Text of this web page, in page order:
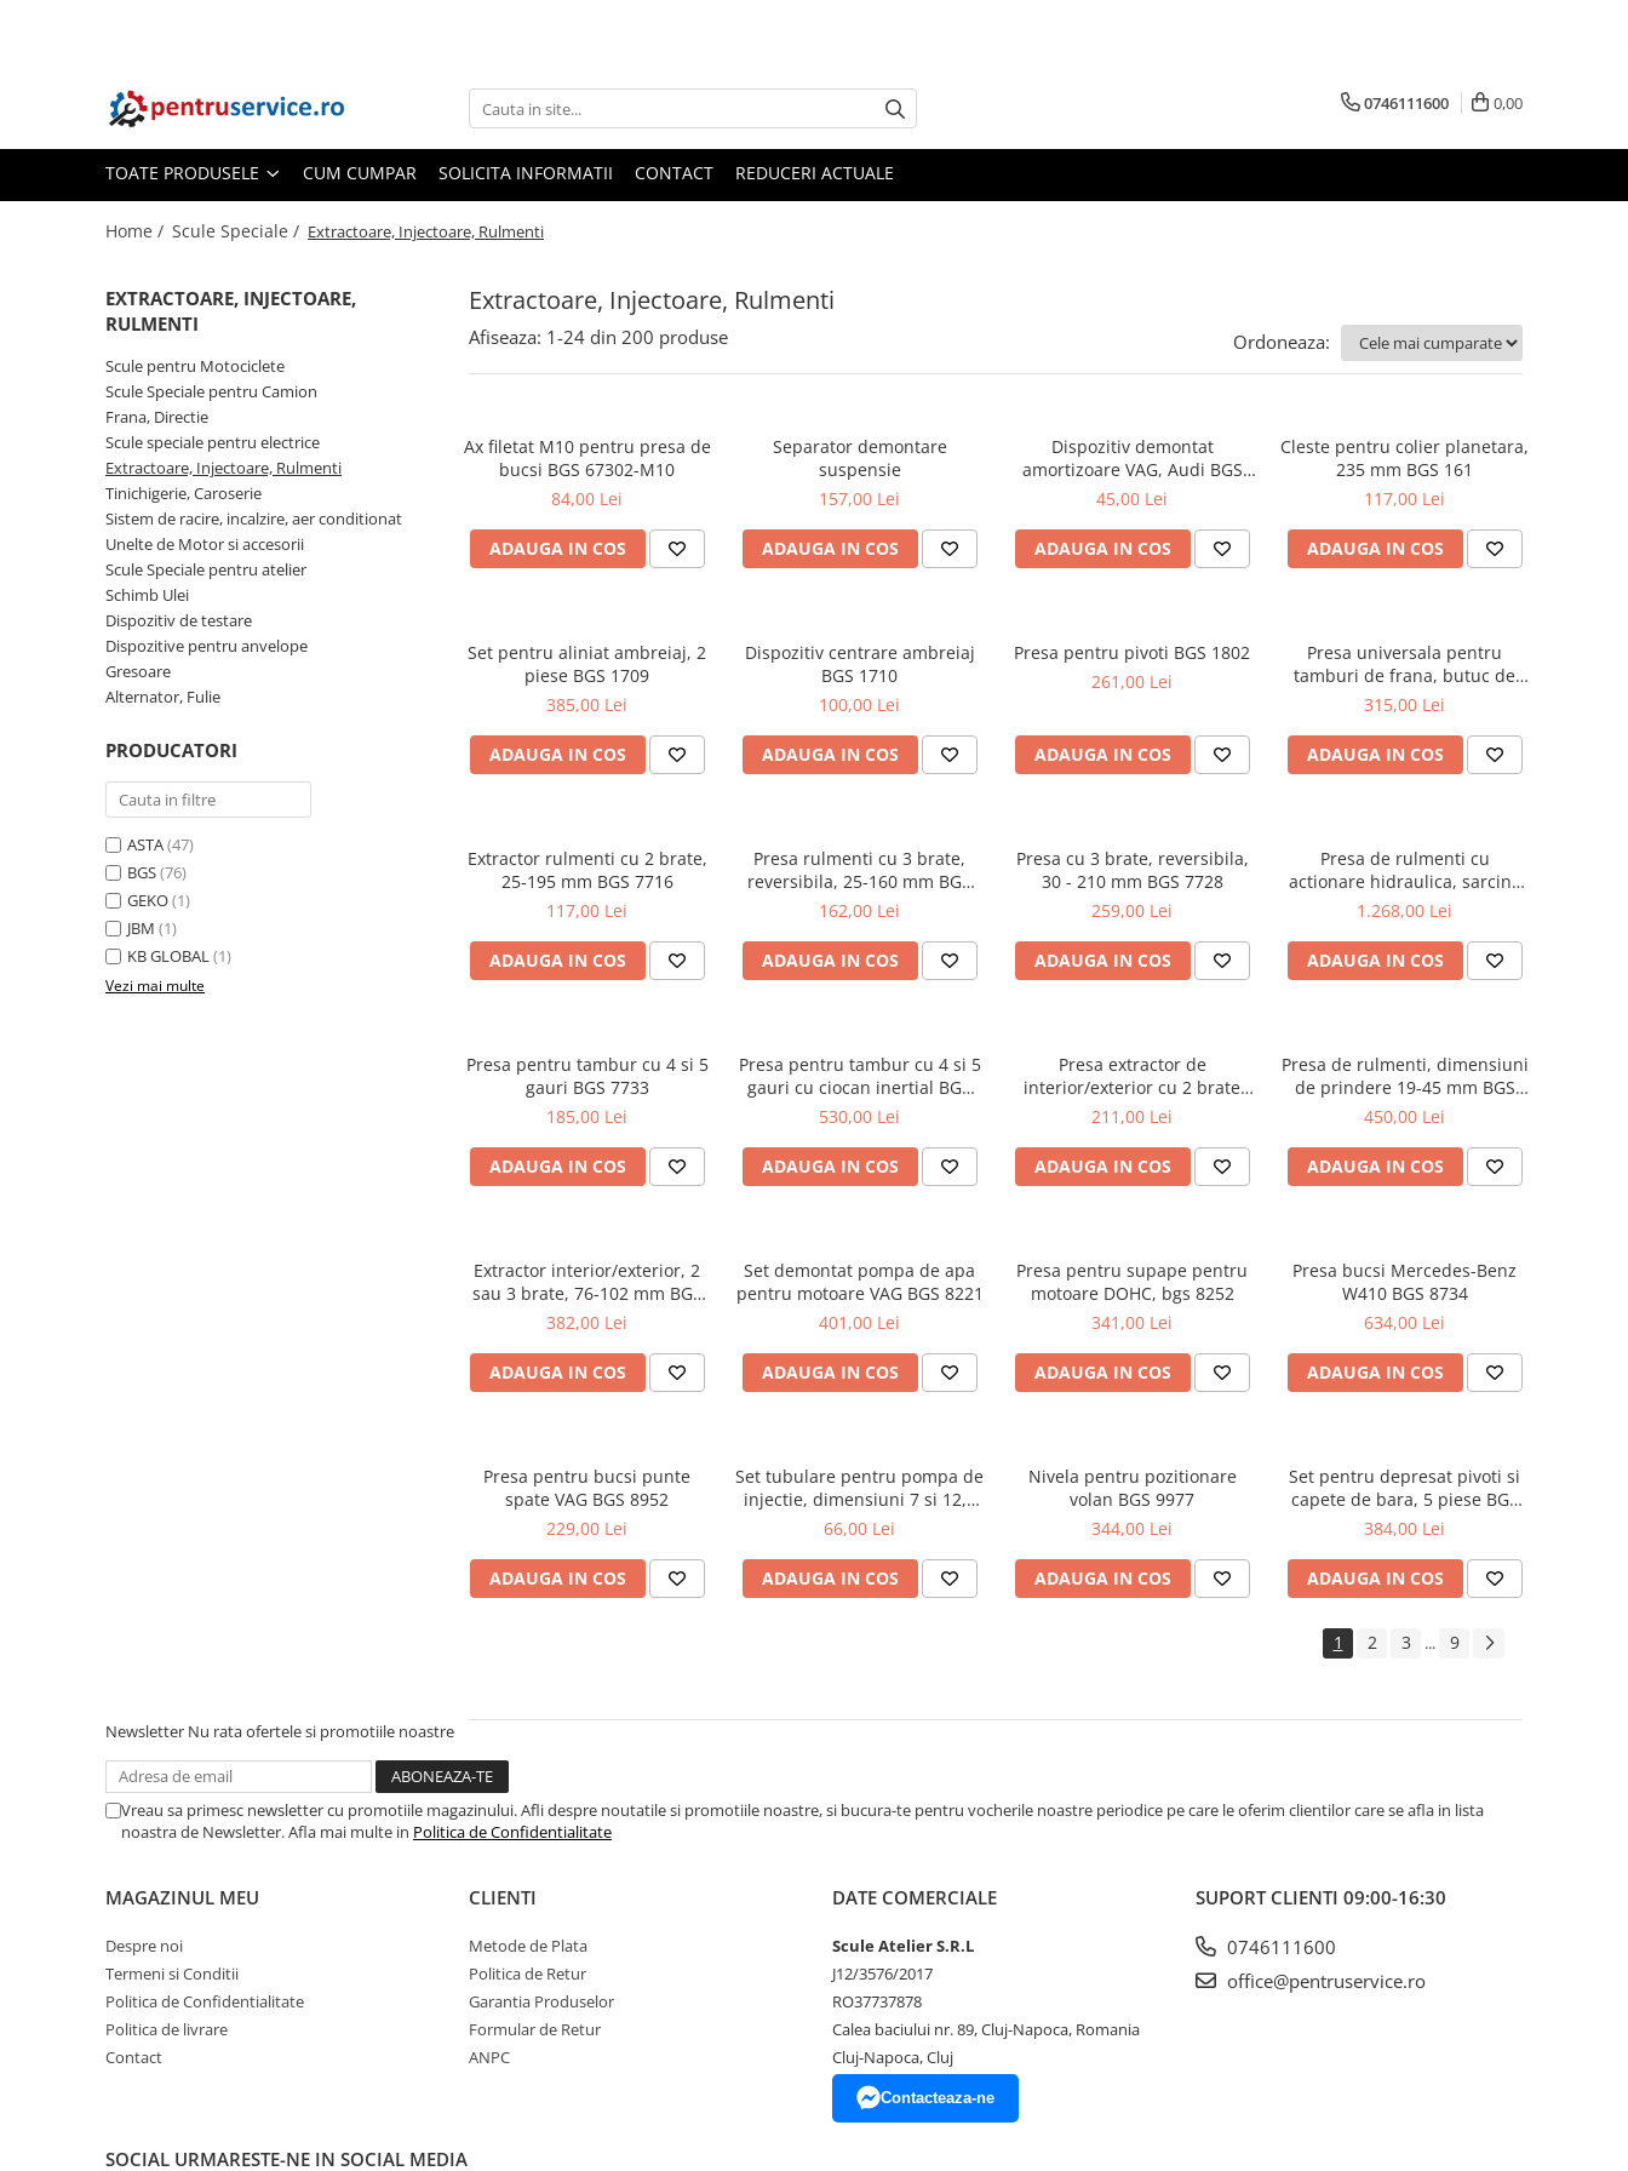
Scule Speciale
Scule pentru Motociclete
Scule Speciale pentru Camion
Frana, Directie
Extractoare, Injectoare, Rulmenti
Sistem de racire, incalzire, aer
conditionat
Unelte de Motor si accesorii
Scule Speciale pentru atelier
Schimb Ulei
Dispozitiv de testare
Dispozitive pentru anvelope
Alternator, Fulie
Scule Fixare Distributie
Alfa Romeo
Scule pneumatice
Pistoale pneumatice
Alte Scule Pneumatice
Biax & slefuitor
Pulverizatoare cu aer
Sisteme de Ridicare
0746111600 0,00
TOATE PRODUSELE CUM CUMPAR SOLICITA INFORMATII CONTACT REDUCERI ACTUALE
Home / Scule Speciale / Extractoare, Injectoare, Rulmenti
Extractoare, Injectoare, Rulmenti
EXTRACTOARE, INJECTOARE,
RULMENTI
Scule pentru Motociclete
Scule Speciale pentru Camion
Frana, Directie
Scule speciale pentru electrice
Extractoare, Injectoare, Rulmenti
Tinichigerie, Caroserie
Sistem de racire, incalzire, aer conditionat
Unelte de Motor si accesorii
Scule Speciale pentru atelier
Schimb Ulei
Dispozitiv de testare
Dispozitive pentru anvelope
Gresoare
Alternator, Fulie
PRODUCATORI
ASTA(47)
BGS(76)
GEKO(1)
JBM (1)
KB GLOBAL(1)
Vezi mai multe
Afiseaza: 1-24 din 200 produse Ordoneaza:
Ax filetat M10 pentru presa de
bucsi BGS 67302-M10
84,00 Lei
ADAUGA IN COS
Separator demontare
suspensie
157,00 Lei
ADAUGA IN COS
Dispozitiv demontat
amortizoare VAG, Audi BGS
155
45,00 Lei
ADAUGA IN COS
Cleste pentru colier planetara,
235 mm BGS 161
117,00 Lei
ADAUGA IN COS
Set pentru aliniat ambreiaj, 2
piese BGS 1709
385,00 Lei
ADAUGA IN COS
Dispozitiv centrare ambreiaj
BGS 1710
100,00 Lei
ADAUGA IN COS
Presa pentru pivoti BGS 1802
261,00 Lei
ADAUGA IN COS
Presa universala pentru
tamburi de frana, butuc de
roata BGS 7682
315,00 Lei
ADAUGA IN COS
Extractor rulmenti cu 2 brate,
25-195 mm BGS 7716
117,00 Lei
ADAUGA IN COS
Presa rulmenti cu 3 brate,
reversibila, 25-160 mm BGS
7726
162,00 Lei
ADAUGA IN COS
Presa cu 3 brate, reversibila,
30 - 210 mm BGS 7728
259,00 Lei
ADAUGA IN COS
Presa de rulmenti cu
actionare hidraulica, sarcina
max. 10 tone BGS 7729
1.268,00 Lei
ADAUGA IN COS
Presa pentru tambur cu 4 si 5
gauri BGS 7733
185,00 Lei
ADAUGA IN COS
Presa pentru tambur cu 4 si 5
gauri cu ciocan inertial BGS
7735
530,00 Lei
ADAUGA IN COS
Presa extractor de
interior/exterior cu 2 brate
BGS 7737
211,00 Lei
ADAUGA IN COS
Presa de rulmenti, dimensiuni
de prindere 19-45 mm BGS
7738
450,00 Lei
ADAUGA IN COS
Extractor interior/exterior, 2
sau 3 brate, 76-102 mm BGS
7790
382,00 Lei
ADAUGA IN COS
Set demontat pompa de apa
pentru motoare VAG BGS 8221
401,00 Lei
ADAUGA IN COS
Presa pentru supape pentru
motoare DOHC, bgs 8252
341,00 Lei
ADAUGA IN COS
Presa bucsi Mercedes-Benz
W410 BGS 8734
634,00 Lei
ADAUGA IN COS
Presa pentru bucsi punte
spate VAG BGS 8952
229,00 Lei
ADAUGA IN COS
Set tubulare pentru pompa de
injectie, dimensiuni 7 si 12,6
mm BGS 8953
66,00 Lei
ADAUGA IN COS
Nivela pentru pozitionare
volan BGS 9977
344,00 Lei
ADAUGA IN COS
Set pentru depresat pivoti si
capete de bara, 5 piese BGS
63800
384,00 Lei
ADAUGA IN COS
1 2 3 ... 9
Newsletter Nu rata ofertele si promotiile noastre
Vreau sa primesc newsletter cu promotiile magazinului. Afli despre noutatile si promotiile noastre, si bucura-te pentru vocherile noastre periodice pe care le oferim clientilor care se afla in lista
noastra de Newsletter. Afla mai multe in Politica de Confidentialitate
MAGAZINUL MEU
Despre noi
Termeni si Conditii
Politica de Confidentialitate
Politica de livrare
Contact
CLIENTI
Metode de Plata
Politica de Retur
Garantia Produselor
Formular de Retur
ANPC
DATE COMERCIALE
Scule Atelier S.R.L
J12/3576/2017
RO37737878
Calea baciului nr. 89, Cluj-Napoca, Romania
Cluj-Napoca, Cluj
Contacteaza-ne
SUPORT CLIENTI 09:00-16:30
0746111600
office@pentruservice.ro
SOCIAL URMARESTE-NE IN SOCIAL MEDIA